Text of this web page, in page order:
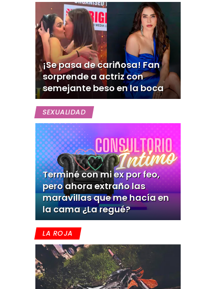
¡Se pasa de cariñosa! Fan
sorprende a actriz con
semejante beso en la boca
SEXUALIDAD
Terminé con mi ex por feo,
pero ahora extraño las
maravillas que me hacía en
la cama ¿La regué?
LA ROJA